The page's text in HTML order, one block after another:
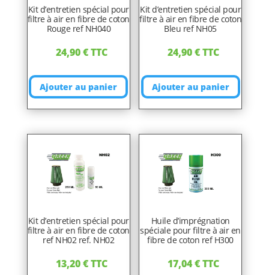
Kit d’entretien spécial pour
filtre à air en fibre de coton
Rouge ref NH040
24,90€TTC
Ajouter au panier
Kit d’entretien spécial pour
filtre à air en fibre de coton
Bleu ref NH05
24,90€TTC
Ajouter au panier
Kit d’entretien spécial pour
filtre à air en fibre de coton
ref NH02 ref. NH02
13,20€TTC
Huile d’imprégnation
spéciale pour filtre à air en
fibre de coton ref H300
17,04€TTC